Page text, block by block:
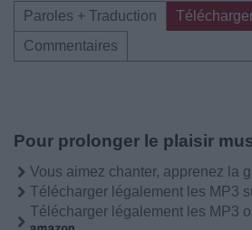
Paroles + Traduction
Commentaires
Pour prolonger le plaisir
Vous aimez chanter, apprenez la
Télécharger légalement les MP3
Télécharger légalement les MP3